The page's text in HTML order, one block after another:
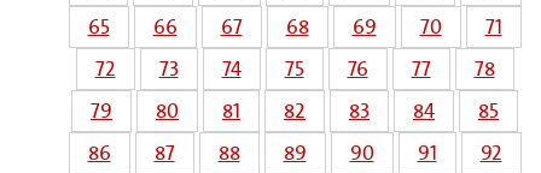
65
66 67 68 69 70
71
72
73 74 75 76 77
78
79
80 81 82 83 84
85
86
87 88 89 90 91
92